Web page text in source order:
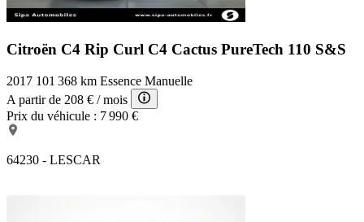
Citroën C4 Rip Curl C4 Cactus PureTech 110 S&S
2017 101 368 km Essence Manuelle
A partir de 208 € / mois
Prix du véhicule : 7 990 €
64230 - LESCAR